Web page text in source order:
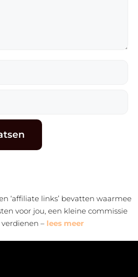
‘affiliate links’ bevatten waarmee
voor jou, een kleine commissie
– lees meer